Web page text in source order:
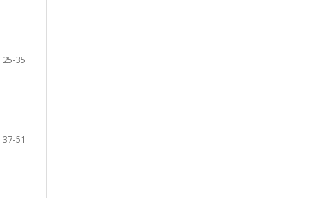
25-35
37-51